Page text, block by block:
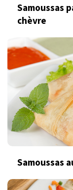
Samoussas
chèvre
Samoussas